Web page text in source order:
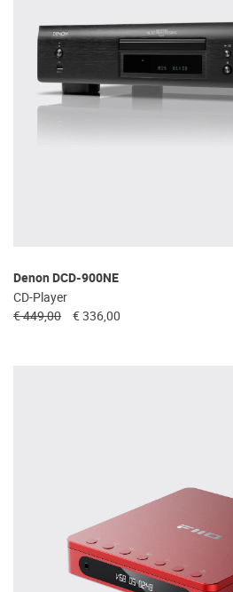
Denon DCD-900NE
CD-Player
€ 449,00
€ 336,00